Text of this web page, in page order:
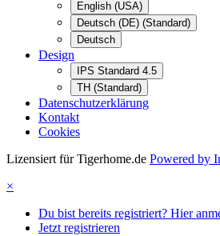
English (USA)
Deutsch (DE) (Standard)
Deutsch
Design
IPS Standard 4.5
TH (Standard)
Datenschutzerklärung
Kontakt
Cookies
Lizensiert für Tigerhome.de Powered by
×
Du bist bereits registriert? Hier
Jetzt registrieren